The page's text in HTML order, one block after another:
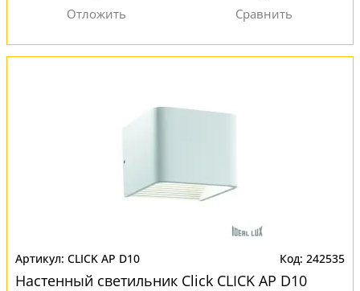
CLICK AP D10 242535
Настенный светильник Click CLICK AP D10